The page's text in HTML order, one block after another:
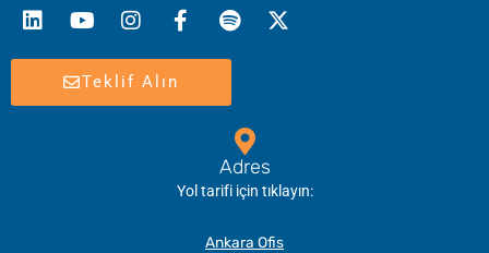
f
twitter
Teklif Alın
Adres
Yol tarifi için tıklayın:
Ankara Ofis